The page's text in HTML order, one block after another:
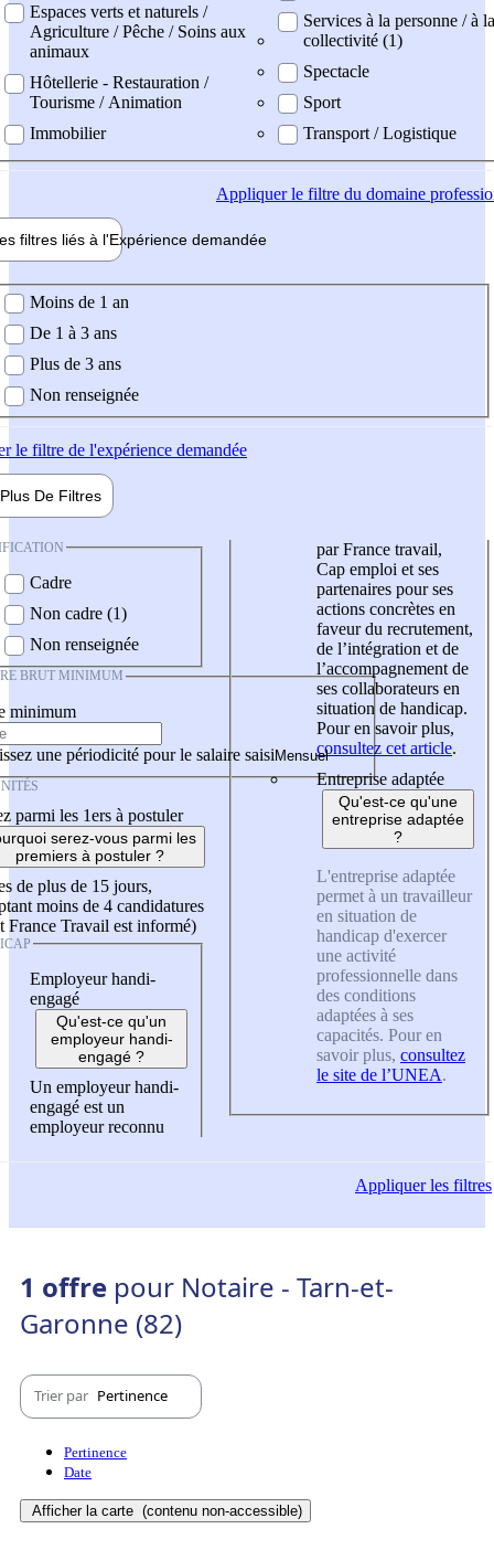
Espaces verts et naturels /
Agriculture / Pêche / Soins aux
animaux
Hôtellerie - Restauration /
Tourisme / Animation
Immobilier
Services à la personne / à la
collectivité (1)
Spectacle
Sport
Transport / Logistique
Appliquerle filtre du domaine
filtres liés à l'Expérience demandée
demandée
Moins de 1 an
De 1 à 3 ans
Plus de 3 ans
Non renseignée
le filtre de l'expérience demandée
Plus De Filtres
Cadre
Non cadre (1)
Non renseignée
BRUT MINIMUM
minimum
une périodicité pour le salaire saisi
parmi les 1ers à postuler
serez-vous parmi les
premiers à postuler ?
de plus de 15 jours,
moins de 4 candidatures
France Travail est informé)
Employeur handi-
engagé
Qu'est-ce qu'un
employeur handi-
engagé ?
Un employeur handi-
engagé est un
employeur reconnu
par France travail,
Cap emploi et ses
partenaires pour ses
actions concrètes en
faveur du recrutement,
de l’intégration et de
l’accompagnement de
ses collaborateurs en
situation de handicap.
Pour en savoir plus,
consultez cet article.
Entreprise adaptée
Qu'est-ce qu'une
entreprise adaptée
?
L'entreprise adaptée
permet à un travailleur
en situation de
handicap d'exercer
une activité
professionnelle dans
des conditions
adaptées à ses
capacités. Pour en
savoir plus, consultez
le site de l’UNEA.
Appliquerles filtres
1 offre pour Notaire - Tarn-et-
Garonne (82)
Trier par Pertinence
Pertinence
Date
Afficher la carte (contenu non-accessible)